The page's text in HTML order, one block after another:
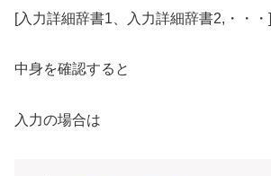
[入力詳細辞書1、入力詳細辞書2,・・・]
中身を確認すると
入力の場合は